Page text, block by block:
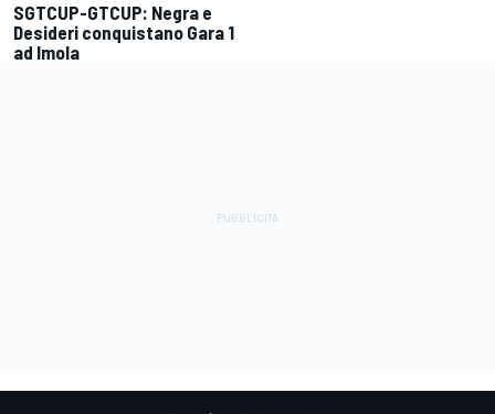
SGTCUP-GTCUP: Negra e
Desideri conquistano Gara 1
ad Imola